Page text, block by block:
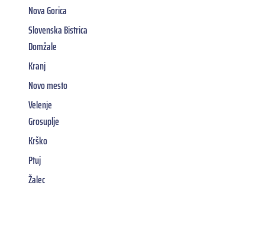
Nova Gorica
Slovenska Bistrica
Domžale
Kranj
Novo mesto
Velenje
Grosuplje
Krško
Ptuj
Žalec